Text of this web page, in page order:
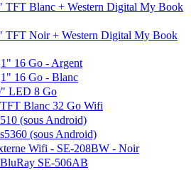
TFT Blanc + Western Digital My Book
TFT Noir + Western Digital My Book
16 Go - Argent
16 Go - Blanc
LED 8 Go
Blanc 32 Go Wifi
(sous Android)
(sous Android)
Wifi - SE-208BW - Noir
SE-506AB